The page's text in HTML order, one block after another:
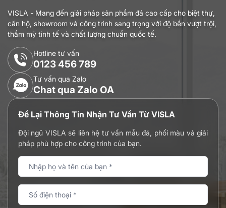
VISLA - Mang đến giải pháp sản phẩm đá cao cấp cho biệt thự,
căn hộ, showroom và công trình sang trọng với độ bền vượt trội,
thẩm mỹ tinh tế và chất lượng chuẩn quốc tế.
Hotline tư vấn
0123 456 789
Tư vấn qua Zalo
Chat qua Zalo OA
Để Lại Thông Tin Nhận Tư Vấn Từ VISLA
Đội ngũ VISLA sẽ liên hệ tư vấn mẫu đá, phối màu và giải
pháp phù hợp cho công trình của bạn.